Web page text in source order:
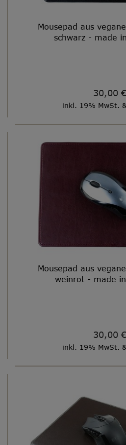
Mousepad aus
schwarz - made
30,00 €
inkl. 19% MwSt. &
Mousepad aus
weinrot - made
30,00 €
inkl. 19% MwSt. &